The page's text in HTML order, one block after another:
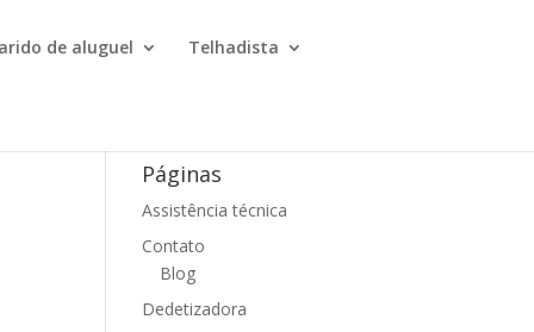
de aluguel Telhadista
Páginas
Assistência técnica
Contato
Blog
Dedetizadora